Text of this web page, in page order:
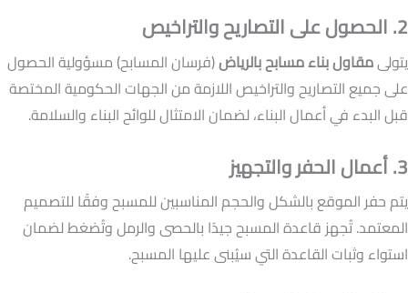
2. الحصول على التصاريح والتراخيص
يتولىمقاول بناء مسابح بالرياض(فرسان المسابح) مسؤولية الحصول
على جميع التصاريح والتراخيص اللازمة من الجهات الحكومية المختصة
قبل البدء في أعمال البناء، لضمان الامتثال للوائح البناء والسلامة.
3. أعمال الحفر والتجهيز
يتم حفر الموقع بالشكل والحجم المناسبين للمسبح وفقًا للتصميم
المعتمد. تُجهز قاعدة المسبح جيدًا بالحصى والرمل وتُضغط لضمان
استواء وثبات القاعدة التي سيُبنى عليها المسبح.